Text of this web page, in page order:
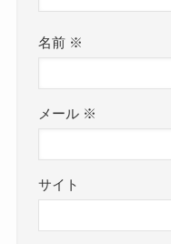
名前 ※
メール ※
サイト